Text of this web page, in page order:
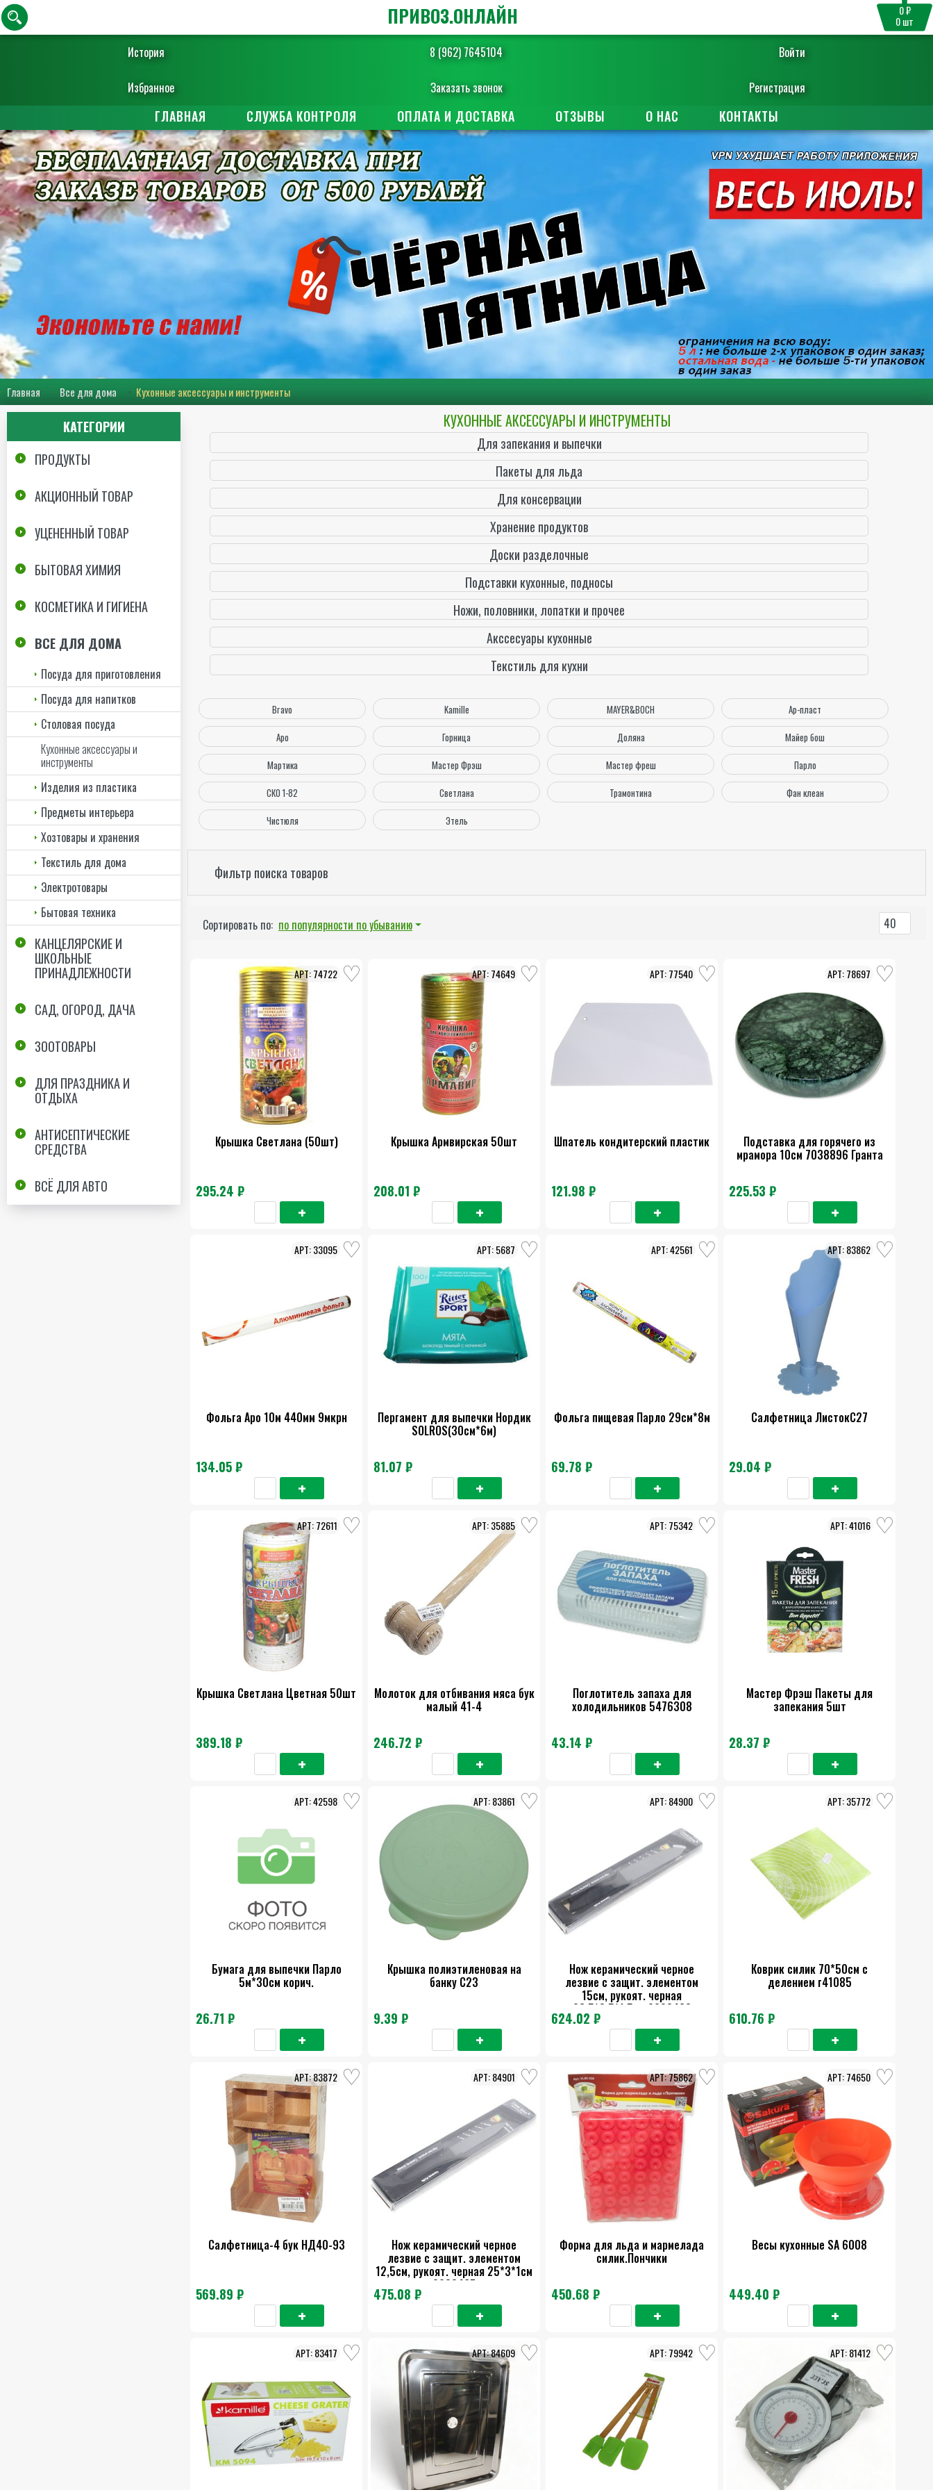
История 8 (962) 7645104 Войти
Избранное Заказать звонок Регистрация
ПРИВОЗ.ОНЛАЙН 0 ₽
0шт
ГЛАВНАЯ СЛУЖБА КОНТРОЛЯ ОПЛАТА И ДОСТАВКА ОТЗЫВЫ О НАС КОНТАКТЫ
Главная Все для дома Кухонные аксессуары и инструменты
КАТЕГОРИИ
ПРОДУКТЫ
АКЦИОННЫЙ ТОВАР
УЦЕНЕННЫЙ ТОВАР
БЫТОВАЯ ХИМИЯ
КОСМЕТИКА И ГИГИЕНА
ВСЕ ДЛЯ ДОМА
Посуда для приготовления
Посуда для напитков
Столовая посуда
Кухонные аксессуары и
инструменты
Изделия из пластика
Предметы интерьера
Хозтовары и хранения
Текстиль для дома
Электротовары
Бытовая техника
КАНЦЕЛЯРСКИЕ И
ШКОЛЬНЫЕ
ПРИНАДЛЕЖНОСТИ
САД, ОГОРОД, ДАЧА
ЗООТОВАРЫ
ДЛЯ ПРАЗДНИКА И
ОТДЫХА
АНТИСЕПТИЧЕСКИЕ
СРЕДСТВА
ВСЁ ДЛЯ АВТО
КУХОННЫЕ АКСЕССУАРЫ И ИНСТРУМЕНТЫ
Для запекания и выпечки
Пакеты для льда
Для консервации
Хранение продуктов
Доски разделочные
Подставки кухонные, подносы
Ножи, половники, лопатки и прочее
Акссесуары кухонные
Текстиль для кухни
Bravo Kamille MAYER&BOCH
Ар-пласт
Аро
Горница Доляна
Майер бош
Мартика
Мастер Фрэш Мастер фреш
Парло
СКО 1-82
Светлана Трамонтина
Фан клеан
Чистюля
Этель
Фильтр поиска товаров
Сортировать по: по популярности по убыванию 40
Крышка Светлана (50шт)
295.24 ₽
74722
Крышка Армвирская 50шт
208.01 ₽
74649
Шпатель кондитерский пластик
121.98 ₽
77540
Подставка для горячего из
мрамора 10см 7038896 Гранта
225.53 ₽
78697
Фольга Аро 10м 440мм 9мкрн
134.05 ₽
33095
Пергамент для выпечки Нордик
SOLROS(30см*6м)
81.07 ₽
5687
Фольга пищевая Парло 29см*8м
69.78 ₽
42561
Салфетница ЛистокС27
29.04 ₽
83862
Крышка Светлана Цветная 50шт
389.18 ₽
72611
Молоток для отбивания мяса бук
малый 41-4
246.72 ₽
35885
Поглотитель запаха для
холодильников 5476308
43.14 ₽
75342
Мастер Фрэш Пакеты для
запекания 5шт
28.37 ₽
41016
Бумага для выпечки Парло
5м*30см корич.
26.71 ₽
42598
Крышка полиэтиленовая на
банку С23
9.39 ₽
83861
Нож керамический черное
лезвие с защит. элементом
15см, рукоят. черная
26,5*3,5*1,5см 9903468
624.02 ₽
84900
Коврик силик 70*50см с
делением г41085
610.76 ₽
35772
Салфетница-4 бук НД40-93
569.89 ₽
83872
Нож керамический черное
лезвие с защит. элементом
12,5см, рукоят. черная 25*3*1см
9903467
475.08 ₽
84901
Форма для льда и мармелада
силик.Пончики
450.68 ₽
75862
Весы кухонные SA 6008
449.40 ₽
74650
83417 84609 79942 81412